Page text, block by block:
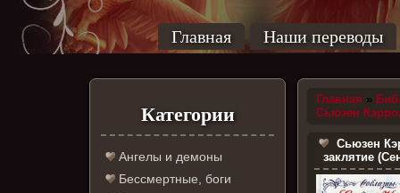
Главная Наши переводы
Категории
Ангелы и демоны
Бессмертные, боги
Главная »
Сьюзен
Сьюзен
заклятие